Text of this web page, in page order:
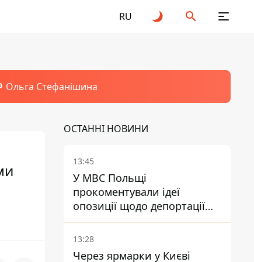
RU
Ольга Стефанішина
ОСТАННІ НОВИНИ
13:45
У МВС Польщі
прокоментували ідеї
опозиції щодо депортації
українських чоловіків -
абсурд і популізм
13:28
Через ярмарки у Києві